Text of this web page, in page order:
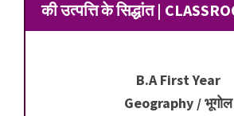
की उत्पत्ति के सिद्धांत |
B.A First Year
Geography / भूगोल